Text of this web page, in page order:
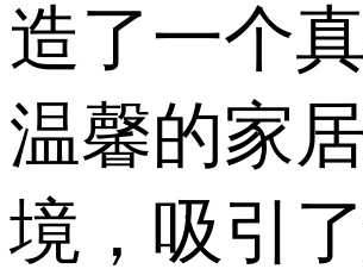
造了一个真
温馨的家
境，吸引